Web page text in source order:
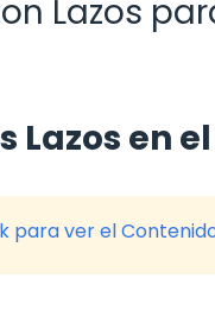
Lazos
Lazos en
para ver el